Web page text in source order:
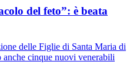
del feto”: è beata
delle Figlie di Santa Maria di
anche cinque nuovi venerabili